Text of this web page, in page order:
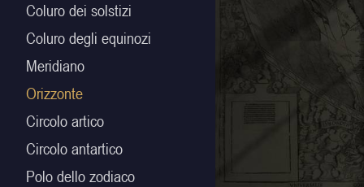
Coluro dei solstizi
Coluro degli equinozi
Meridiano
Orizzonte
Circolo artico
Circolo antartico
Polo dello zodiaco